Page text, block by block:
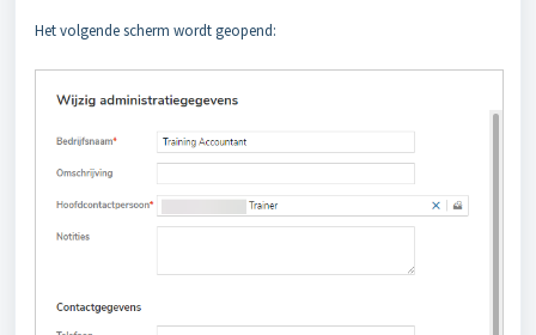
Het volgende scherm wordt geopend: